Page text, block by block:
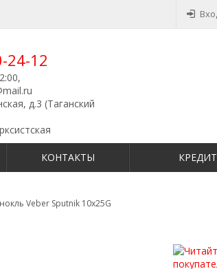
24-12
д.3 (Таганский
КОНТАКТЫ
Veber Sputnik 10х25G